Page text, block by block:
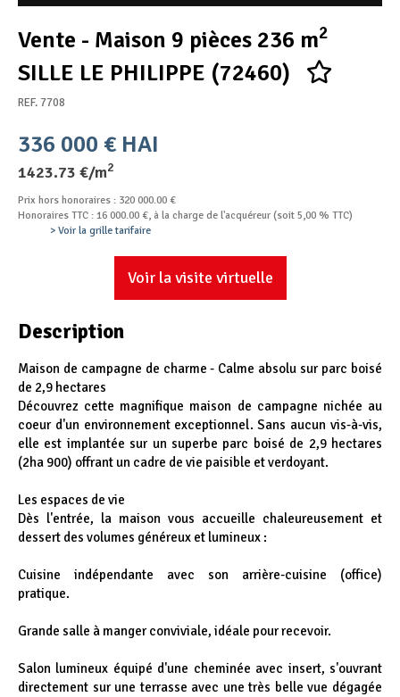
Vente - Maison 9 pièces 236 m2
SILLE LE PHILIPPE (72460)
REF. 7708
336 000 € HAI
1423.73 €/m2
Prix hors honoraires : 320 000.00 €
Honoraires TTC : 16 000.00 €, à la charge de l'acquéreur (soit 5,00 % TTC)
> Voir la grille tarifaire
Voir la visite virtuelle
Description
Maison de campagne de charme - Calme absolu sur parc boisé
de 2,9 hectares
Découvrez cette magnifique maison de campagne nichée au
coeur d'un environnement exceptionnel. Sans aucun vis-à-vis,
elle est implantée sur un superbe parc boisé de 2,9 hectares
(2ha 900) offrant un cadre de vie paisible et verdoyant.
Les espaces de vie
Dès l'entrée, la maison vous accueille chaleureusement et
dessert des volumes généreux et lumineux :
Cuisine indépendante avec son arrière-cuisine (office)
pratique.
Grande salle à manger conviviale, idéale pour recevoir.
Salon lumineux équipé d'une cheminée avec insert, s'ouvrant
directement sur une terrasse avec une très belle vue dégagée